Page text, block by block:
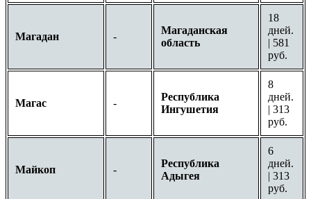
Магадан -
Магаданская
область
18
дней.
| 581
руб.
Магас -
Республика
Ингушетия
8
дней.
| 313
руб.
Майкоп -
Республика
Адыгея
6
дней.
| 313
руб.